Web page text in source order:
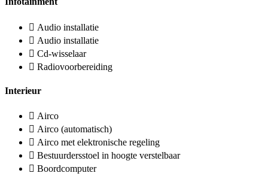
Audio installatie
Audio installatie
Cd-wisselaar
Radiovoorbereiding
Interieur
Airco
Airco (automatisch)
Airco met elektronische regeling
Bestuurdersstoel in hoogte verstelbaar
Boordcomputer